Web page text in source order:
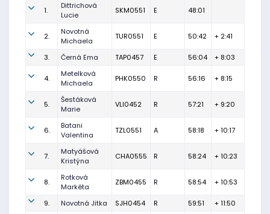
1.
Dittrichová
Lucie
SKM0551 E 48:01
2.
Novotná
Michaela
TUR0551 E 50:42 + 2:41
3. Černá Ema TAP0457 E 56:04 + 8:03
4.
Metelková
Michaela
PHK0550 R 56:16 + 8:15
5.
Šestáková
Marie
VLI0452 R 57:21 + 9:20
6.
Batani
Valentina
TZL0551 A 58:18 + 10:17
7.
Matyášová
Kristýna
CHA0555 R 58:24 + 10:23
8.
Rotková
Markéta
ZBM0455 R 58:54 + 10:53
9. Novotná Jitka SJH0454 R 59:51 + 11:50